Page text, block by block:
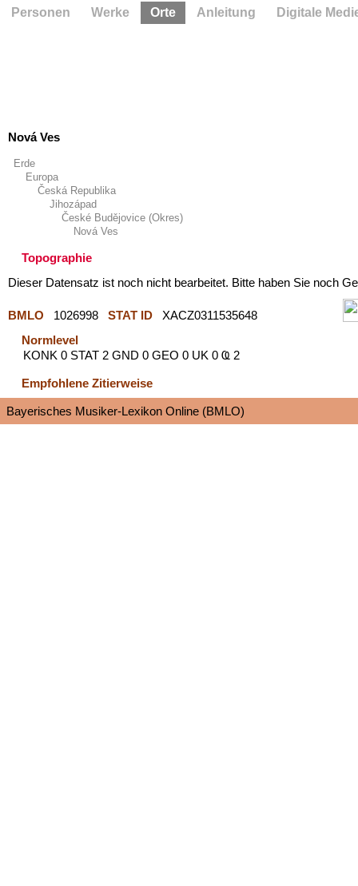
Nová Ves
Erde
Europa
Česká Republika
Jihozápad
České Budějovice (Okres)
Nová Ves
Topographie
Dieser Datensatz ist noch nicht bearbeitet. Bitte haben Sie noch
BMLO 1026998 STAT ID
XACZ0311535648
Normlevel
KONK 0 STAT 2 GND 0 GEO 0 UK 0 Ҩ 2
Empfohlene Zitierweise
Bayerisches Musiker-Lexikon Online (BMLO)
Personen Werke Orte Anleitung Digitale